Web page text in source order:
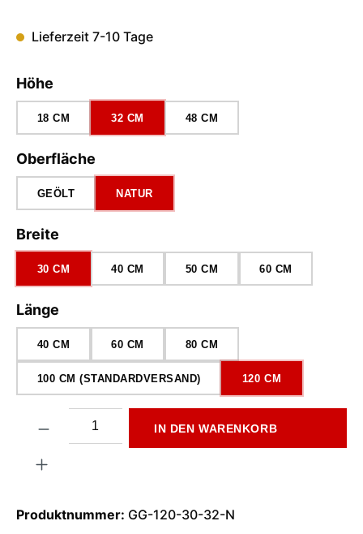
Lieferzeit 7-10 Tage
Höhe
18 CM 32 CM 48 CM
Oberfläche
GEÖLT NATUR
Breite
30 CM 40 CM 50 CM 60 CM
Länge
40 CM 60 CM 80 CM
100 CM (STANDARDVERSAND) 120 CM
IN DEN WARENKORB
Produktnummer: GG-120-30-32-N